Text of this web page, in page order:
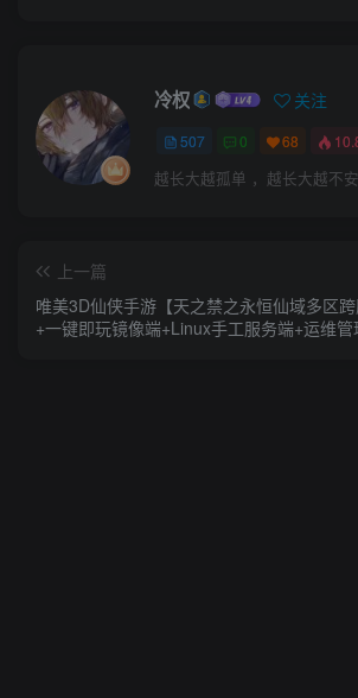
冷权 关注
507 0 68
越长大越孤单 ，越长大越不安
上一篇
唯美3D仙侠手游【天之禁之永恒仙域多区
+一键即玩镜像端+Linux手工服务端+运维